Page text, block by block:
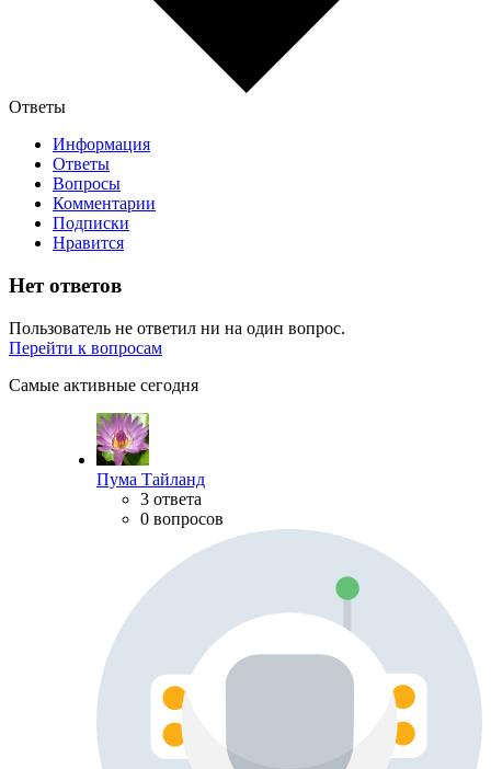
Ответы
Информация
Ответы
Вопросы
Комментарии
Подписки
Нравится
Нет ответов
Пользователь не ответил ни на один вопрос.
Перейти к вопросам
Самые активные сегодня
Пума Тайланд
3 ответа
0 вопросов